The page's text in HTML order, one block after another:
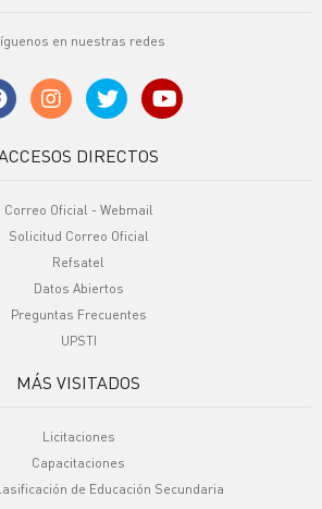
en nuestras redes
DIRECTOS
Correo Oficial - Webmail
Solicitud Correo Oficial
Refsatel
Datos Abiertos
Preguntas Frecuentes
UPSTI
MÁS VISITADOS
Licitaciones
Capacitaciones
de Educación Secundaria